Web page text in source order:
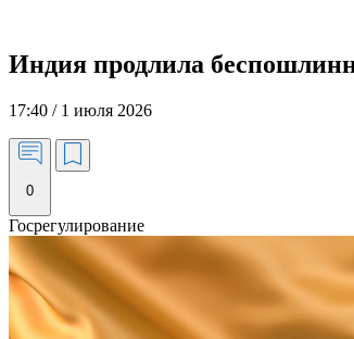
Индия продлила
17:40 / 1 июля 2026
0